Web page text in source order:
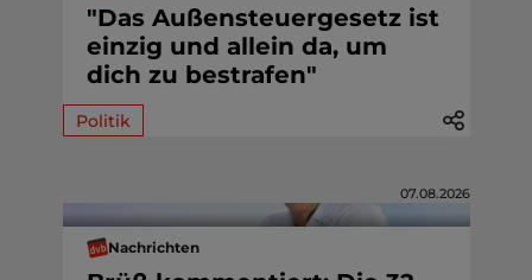
"Das Außensteuergesetz ist
einzig und allein da, um
dich zu bestrafen"
Politik
07.08.2026
Nachrichten